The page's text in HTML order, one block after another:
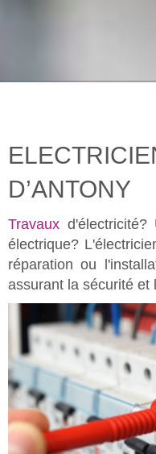
D’ANTONY
Travaux
électrique?
réparation ou
assurant la sécurité et